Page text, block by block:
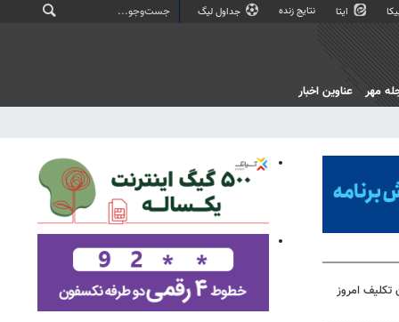
ایتا نتایج زنده جداول لیگ
مهر عناوین اخبار
امروز